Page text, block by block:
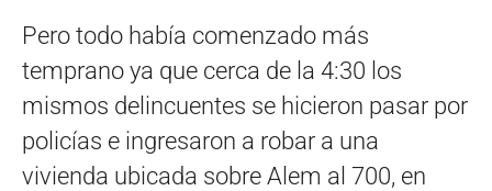
Pero todo había comenzado más
temprano ya que cerca de la 4:30 los
mismos delincuentes se hicieron pasar por
policías e ingresaron a robar a una
vivienda ubicada sobre Alem al 700, en